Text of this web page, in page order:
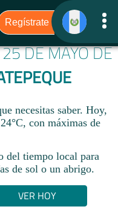
DE MAYO DE
necesitas saber. Hoy,
con máximas de
del tiempo local para
de sol o un abrigo.
VER HOY